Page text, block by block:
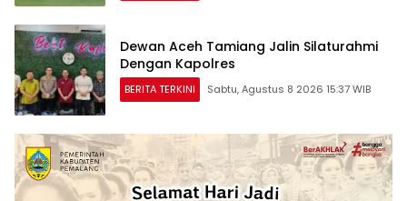
Dewan Aceh Tamiang Jalin Silaturahmi
Dengan Kapolres
BERITA TERKINI Sabtu, Agustus 8 2026 15:37 WIB